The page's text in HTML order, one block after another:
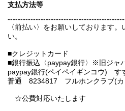
支払方法等
〈前払い〉をお願いしております
い。
■クレジットカード
■銀行振込〈paypay銀行〉※旧ジャ
paypay銀行(ペイペイギンコウ) す
普通 8234817 フルホンクラブ(カ
☆公費対応いたします